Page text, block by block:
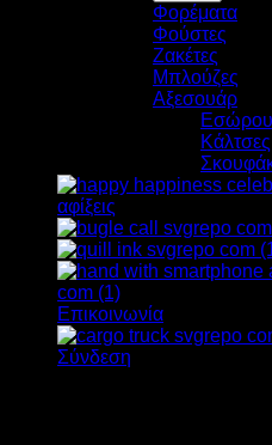
Φορέματα
Φούστες
Ζακέτες
Μπλούζες
Αξεσουάρ
Κάλτσες
αφίξεις
Επικοινωνία
Σύνδεση